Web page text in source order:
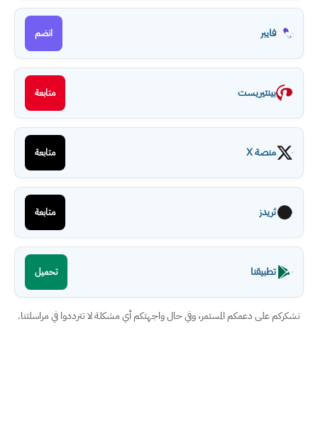
فايبر انضم
بينتيريست متابعة
منصة X متابعة
ثريدز متابعة
تطبيقنا تحميل
نشكركم على دعمكم المستمر، وفي حال واجهتكم أي مشكلة لا تترددوا في مراسلتنا.